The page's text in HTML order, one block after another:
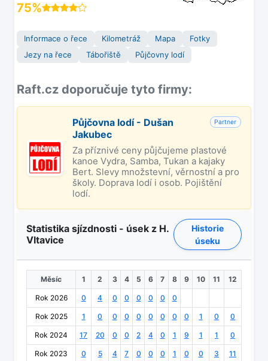
75%
Informace o řece Kilometráž Mapa
Fotky
Jezy na řece
Tábořiště Půjčovny lodí
Raft.cz doporučuje tyto firmy:
Půjčovna lodí - Dušan
Jakubec
Partner
Za příznivé ceny půjčujeme plastové
kanoe Vydra, Samba, Tukan a kajaky
Bert. Slevy množstevní, věrnostní a pro
školy. Doprava lodí i osob. Pojištění
lodí.
Statistika sjízdnosti - úsek z H.
Vltavice
Historie
úseku
Měsíc 1 2 3 4 5 6 7 8 9 10 11 12
Rok 2026 0 4 0 0 0 0 0 0
Rok 2025 1 0 0 0 0 0 0 0 0 1 0 0
Rok 2024 17 20 0 0 2 4 0 1 9 1 1 0
Rok 2023 0 5 4 7 0 0 0 1 0 0 3 11